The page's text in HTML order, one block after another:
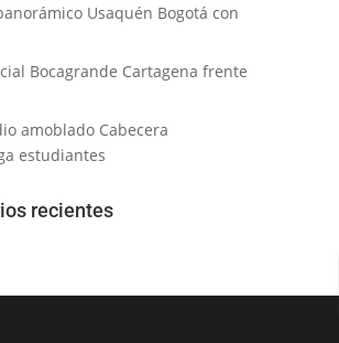
Usaquén Bogotá con
Bocagrande Cartagena frente
amoblado Cabecera
estudiantes
recientes